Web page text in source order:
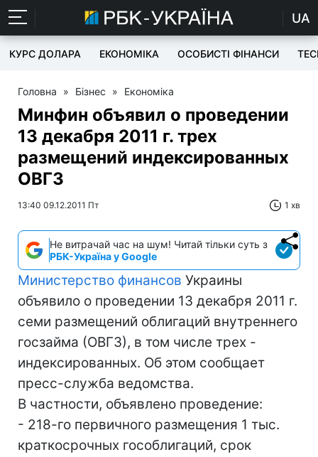
UA
КУРС ДОЛАРА ЕКОНОМІКА ОСОБИСТІ ФІНАНСИ
Головна » Бізнес » Економіка
Минфин объявил о проведении
13 декабря 2011 г. трех
размещений индексированных
ОВГЗ
13:40 09.12.2011 Пт 1 хв
Не витрачай час на шум! Читай тільки суть з
РБК-Україна у Google
Министерство финансов Украины
объявило о проведении 13 декабря 2011 г.
семи размещений облигаций внутреннего
госзайма (ОВГЗ), в том числе трех -
индексированных. Об этом сообщает
пресс-служба ведомства.
В частности, объявлено проведение:
- 218-го первичного размещения 1 тыс.
краткосрочных гособлигаций, срок